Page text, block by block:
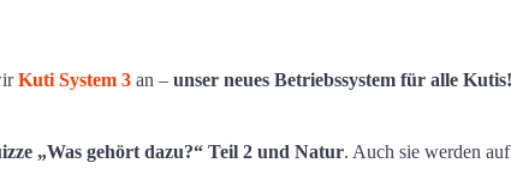
Kuti System 3 an – unser neues Betriebssystem für alle Kutis!
„Was gehört dazu?“ Teil 2 und Natur. Auch sie werden